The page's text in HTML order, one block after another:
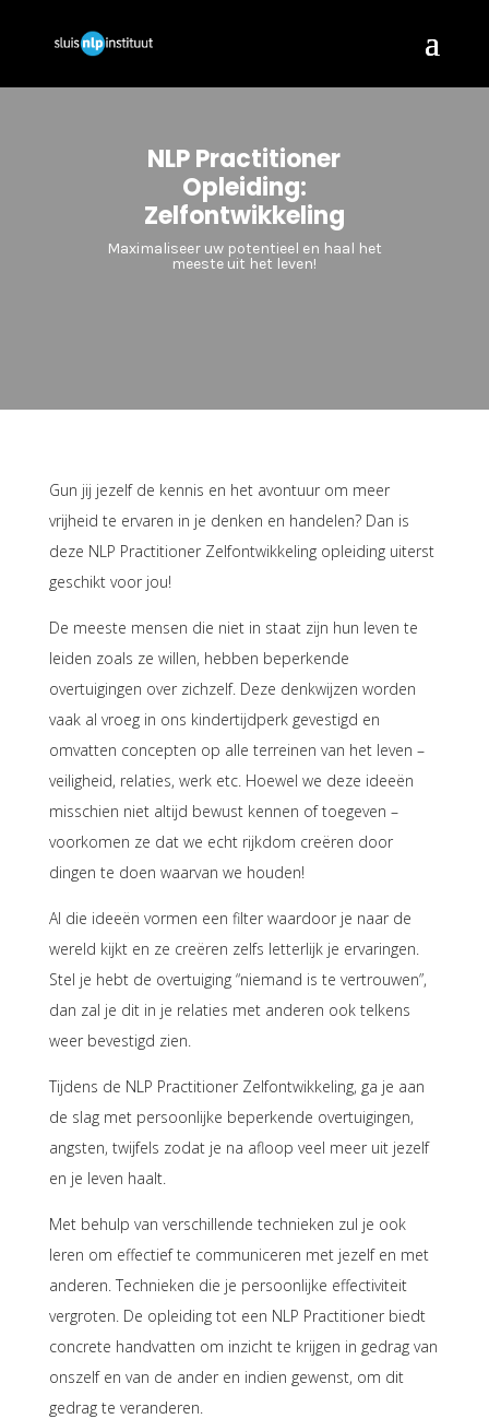
NLP Practitioner
Opleiding:
Zelfontwikkeling
Maximaliseer uw potentieel en haal het
meeste uit het leven!
Gun jij jezelf de kennis en het avontuur om meer
vrijheid te ervaren in je denken en handelen? Dan is
deze NLP Practitioner Zelfontwikkeling opleiding uiterst
geschikt voor jou!
De meeste mensen die niet in staat zijn hun leven te
leiden zoals ze willen, hebben beperkende
overtuigingen over zichzelf. Deze denkwijzen worden
vaak al vroeg in ons kindertijdperk gevestigd en
omvatten concepten op alle terreinen van het leven –
veiligheid, relaties, werk etc. Hoewel we deze ideeën
misschien niet altijd bewust kennen of toegeven –
voorkomen ze dat we echt rijkdom creëren door
dingen te doen waarvan we houden!
Al die ideeën vormen een filter waardoor je naar de
wereld kijkt en ze creëren zelfs letterlijk je ervaringen.
Stel je hebt de overtuiging “niemand is te vertrouwen”,
dan zal je dit in je relaties met anderen ook telkens
weer bevestigd zien.
Tijdens de NLP Practitioner Zelfontwikkeling, ga je aan
de slag met persoonlijke beperkende overtuigingen,
angsten, twijfels zodat je na afloop veel meer uit jezelf
en je leven haalt.
Met behulp van verschillende technieken zul je ook
leren om effectief te communiceren met jezelf en met
anderen. Technieken die je persoonlijke effectiviteit
vergroten. De opleiding tot een NLP Practitioner biedt
concrete handvatten om inzicht te krijgen in gedrag van
onszelf en van de ander en indien gewenst, om dit
gedrag te veranderen.